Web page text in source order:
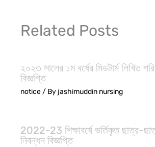
Related Posts
২০২৩ সালের ১ম বর্ষের মিডটার্ম লিখিত
বিজ্ঞপ্তি
notice/ By jashimuddin nursing
2022-23 শিক্ষাবর্ষে ভর্তিকৃত ছাত্র-
নিবন্ধন বিজ্ঞপ্তি